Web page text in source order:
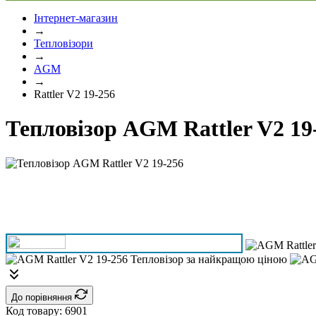
Інтернет-магазин
→
Тепловізори
→
AGM
→
Rattler V2 19-256
Тепловізор AGM Rattler V2
До порівняння
Код товару: 6901